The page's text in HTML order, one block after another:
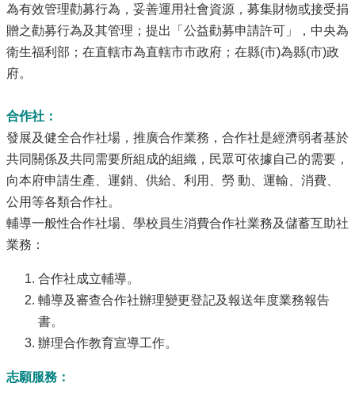
為有效管理勸募行為，妥善運用社會資源，募集財物或接受捐
贈之勸募行為及其管理；提出「公益勸募申請許可」，中央為
衛生福利部；在直轄市為直轄市市政府；在縣(市)為縣(市)政
府。
合作社：
發展及健全合作社場，推廣合作業務，合作社是經濟弱者基於
共同關係及共同需要所組成的組織，民眾可依據自己的需要，
向本府申請生產、運銷、供給、利用、勞 動、運輸、消費、
公用等各類合作社。
輔導一般性合作社場、學校員生消費合作社業務及儲蓄互助社
業務：
合作社成立輔導。
輔導及審查合作社辦理變更登記及報送年度業務報告
書。
辦理合作教育宣導工作。
志願服務：